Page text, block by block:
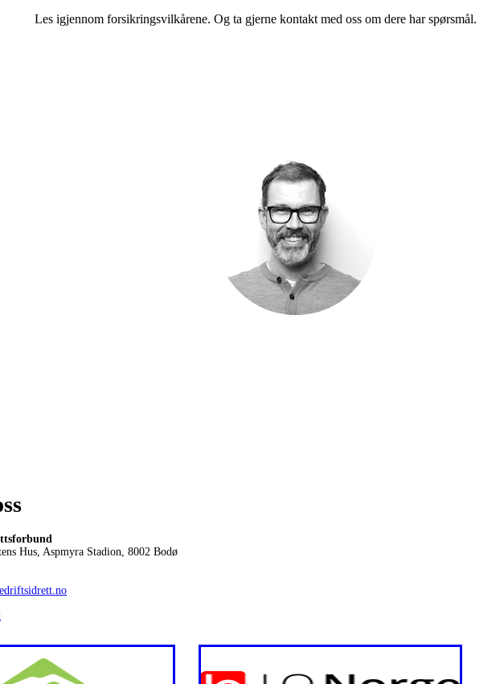
Les igjennom forsikringsvilkårene. Og ta gjerne kontakt med oss om dere har spørsmål.
Hus, Aspmyra Stadion, 8002 Bodø